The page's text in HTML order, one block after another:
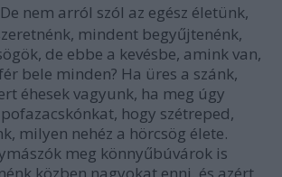
nem arról szól az egész életünk,
mindent begyűjtenénk,
de ebbe a kevésbe, amink van,
bele minden? Ha üres a szánk,
éhesek vagyunk, ha meg úgy
hogy szétreped,
milyen nehéz a hörcsög élete.
meg könnyűbúvárok is
közben nagyokat enni, és azért